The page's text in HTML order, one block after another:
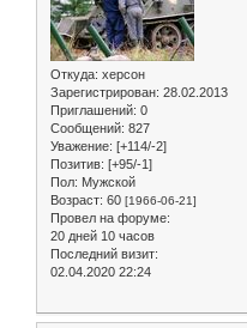
Откуда: херсон
Зарегистрирован: 28.02.2013
Приглашений: 0
Сообщений: 827
Уважение: [+114/-2]
Позитив: [+95/-1]
Пол: Мужской
Возраст: 60 [1966-06-21]
Провел на форуме:
20 дней 10 часов
Последний визит:
02.04.2020 22:24